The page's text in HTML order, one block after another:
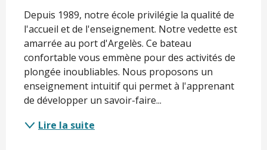
Depuis 1989, notre école privilégie la qualité de
l'accueil et de l'enseignement. Notre vedette est
amarrée au port d'Argelès. Ce bateau
confortable vous emmène pour des activités de
plongée inoubliables. Nous proposons un
enseignement intuitif qui permet à l'apprenant
de développer un savoir-faire...
Lire la suite